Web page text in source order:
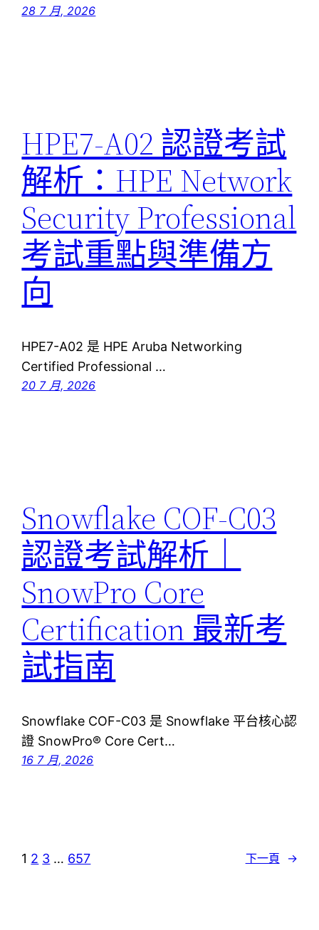
28 7 月, 2026
HPE7-A02 認證考試
解析：HPE Network
Security Professional
考試重點與準備方
向
HPE7-A02 是 HPE Aruba Networking
Certified Professional …
20 7 月, 2026
Snowflake COF-C03
認證考試解析｜
SnowPro Core
Certification 最新考
試指南
Snowflake COF-C03 是 Snowflake 平台核心認
證 SnowPro® Core Cert…
16 7 月, 2026
1 2 3 … 657 下一頁 →